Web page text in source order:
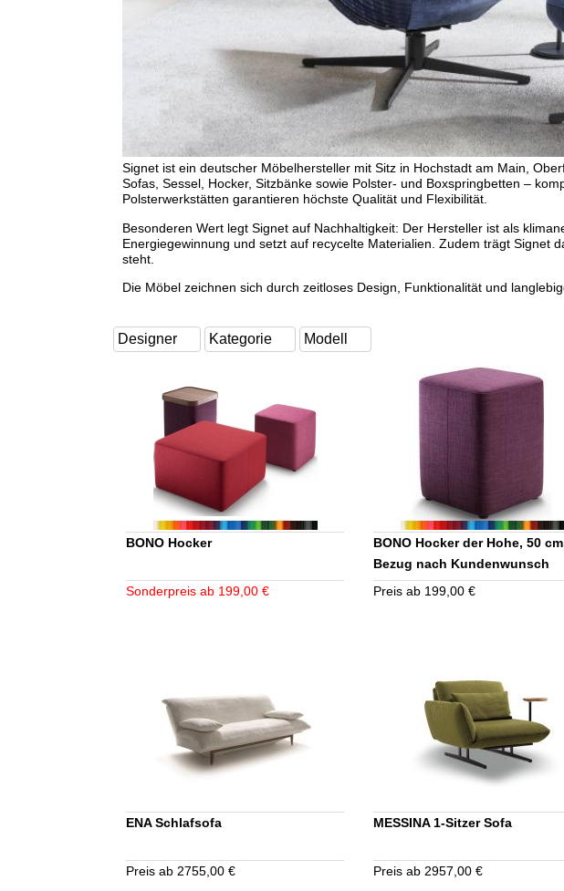
Signet ist ein deutscher Möbelhersteller mit Sitz in Hochstadt am Main,
Sofas, Sessel, Hocker, Sitzbänke sowie Polster- und Boxspringbetten –
Polsterwerkstätten garantieren höchste Qualität und Flexibilität.
Besonderen Wert legt Signet auf Nachhaltigkeit: Der Hersteller ist als
Energiegewinnung und setzt auf recycelte Materialien. Zudem trägt Signet
steht.
Die Möbel zeichnen sich durch zeitloses Design, Funktionalität und
BONO Hocker
Sonderpreis ab 199,00 €
BONO Hocker der Hohe, 50
Bezug nach Kundenwunsch
Preis ab 199,00 €
ENA Schlafsofa
Preis ab 2755,00 €
MESSINA 1-Sitzer Sofa
Preis ab 2957,00 €